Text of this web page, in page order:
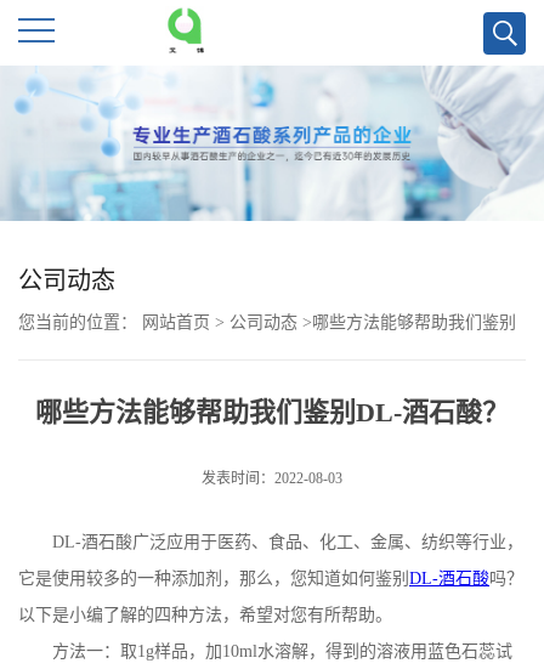
公
首
页
公
司
公
公司动态
您当前的位置： 网站首页 > 公司动态 >哪些方法能够帮助我们鉴别
哪些方法能够帮助我们鉴别DL-酒石酸？
发表时间：2022-08-03
DL-酒石酸广泛应用于医药、食品、化工、金属、纺织等行业，
它是使用较多的一种添加剂，那么，您知道如何鉴别 DL-酒石酸吗？
以下是小编了解的四种方法，希望对您有所帮助。
方法一：取1g样品，加 10ml水溶解，得到的溶液用蓝色石蕊试